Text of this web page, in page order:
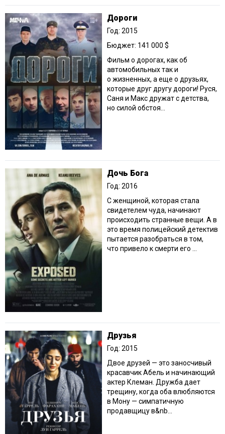
Дороги
Год: 2015
Бюджет: 141 000 $
Фильм о дорогах, как об
автомобильных так и
о жизненных, а еще о друзьях,
которые друг другу дороги! Руся,
Саня и Макс дружат с детства,
но силой обстоя...
Дочь Бога
Год: 2016
С женщиной, которая стала
свидетелем чуда, начинают
происходить странные вещи. А в
это время полицейский детектив
пытается разобраться в том,
что привело к смерти его ...
Друзья
Год: 2015
Двое друзей — это заносчивый
красавчик Абель и начинающий
актер Клеман. Дружба дает
трещину, когда оба влюбляются
в Мону — симпатичную
продавщицу в&nb...